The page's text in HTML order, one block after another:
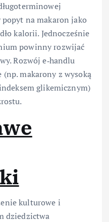
na makaron jako
kalorii. Jednocześnie
powinny rozwijać
Rozwój e‑handlu
makarony z wysoką
glikemicznym)
kulturowe i
dziedzictwa